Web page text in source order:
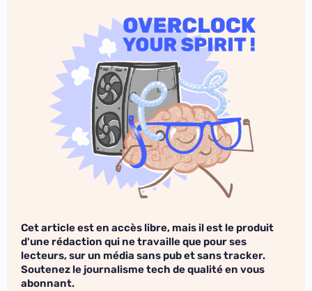
Cet article est en accès libre, mais il est le produit
d'une rédaction qui ne travaille que pour ses
lecteurs, sur un média sans pub et sans tracker.
Soutenez le journalisme tech de qualité en vous
abonnant.